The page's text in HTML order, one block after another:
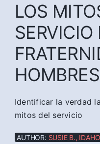
LOS
Identificar la verdad
mitos del servicio
AUTHOR: SUSIE B.,